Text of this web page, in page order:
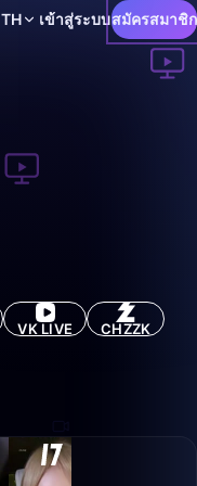
TH เข้าสู่ระบบสมัครสมาชิก
VK LIVE
CHZZK